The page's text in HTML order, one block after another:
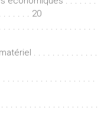
. . . . . . 20
. . . . . . . . . . . . . . . . . .
. . . . . . . . . . . . . .
. . . . . . . . . . . . . . . . . .
. . . . . . . . . . . . . . . . . . .